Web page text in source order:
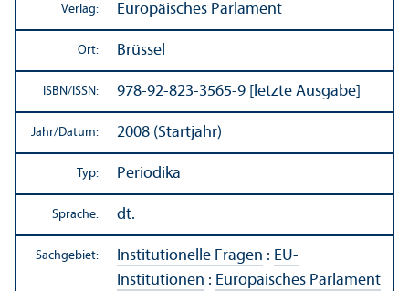
Verlag: Europäisches Parlament
Ort: Brüssel
ISBN/ISSN: 978-92-823-3565-9 [letzte Ausgabe]
Jahr/Datum: 2008 (Startjahr)
Typ: Periodika
Sprache: dt.
Sachgebiet: Institutionelle Fragen : EU-
Institutionen : Europäisches Parlament